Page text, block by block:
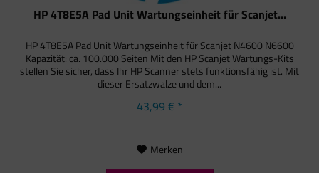
HP 4T8E5A Pad Unit Wartungseinheit für Scanjet...
HP 4T8E5A Pad Unit Wartungseinheit für Scanjet N4600 N6600
Kapazität: ca. 100.000 Seiten Mit den HP Scanjet Wartungs-Kits
stellen Sie sicher, dass Ihr HP Scanner stets funktionsfähig ist. Mit
dieser Ersatzwalze und dem...
43,99 € *
Merken